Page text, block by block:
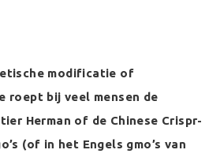
modificatie of
roept bij veel mensen de
Herman of de Chinese Crispr-
(of in het Engels gmo’s van